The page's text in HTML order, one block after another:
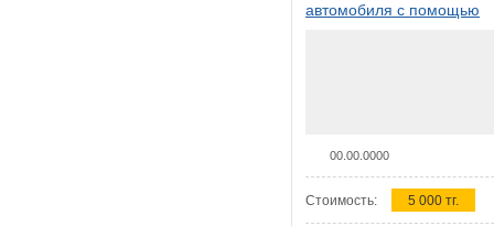
автомобиля с помощью
00.00.0000
Стоимость: 5 000 тг.